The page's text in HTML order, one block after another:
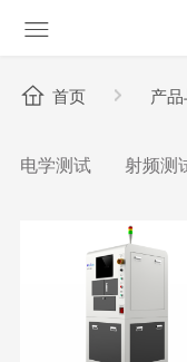
首页 产
电学测试 射频测